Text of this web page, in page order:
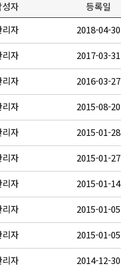
자 등록일
자
2018-04-30
자 2017-03-31
자 2016-03-27
자 2015-08-20
자 2015-01-28
자 2015-01-27
자 2015-01-14
자 2015-01-05
자 2015-01-05
자 2014-12-30